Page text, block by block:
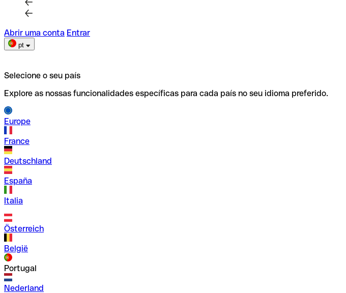
Abrir uma conta Entrar
pt
Selecione o seu país
Explore as nossas funcionalidades específicas para cada país no seu idioma preferido.
Europe
France
Deutschland
España
Italia
Österreich
België
Portugal
Nederland